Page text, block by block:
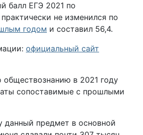
балл ЕГЭ 2021 по
не изменился по
годом и составил 56,4.
официальный сайт
обществознанию в 2021 году
сопоставимые с прошлыми
данный предмет в основной